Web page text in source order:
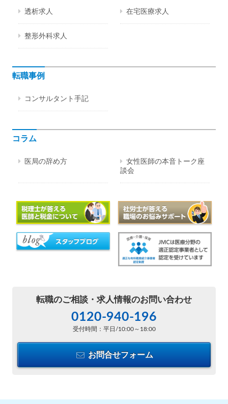
透析求人 在宅医療求人
整形外科求人
転職事例
コンサルタント手記
コラム
医局の辞め方
女性医師の本音トーク座
談会
転職のご相談・ 求人情報のお問い合わせ
0120-940-196
受付時間：平日/10:00～18:00
お問合せフォーム